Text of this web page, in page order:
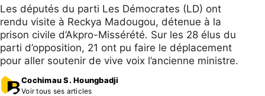
Les députés du parti Les Démocrates (LD) ont
rendu visite à Reckya Madougou, détenue à la
prison civile d’Akpro-Missérété. Sur les 28 élus du
parti d’opposition, 21 ont pu faire le déplacement
pour aller soutenir de vive voix l’ancienne ministre.
Cochimau S. Houngbadji
Voir tous ses articles